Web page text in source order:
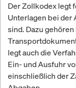
Der Zollkodex legt
Unterlagen bei der
sind. Dazu
legt auch die
Ein- und Ausfuhr
einschließlich der